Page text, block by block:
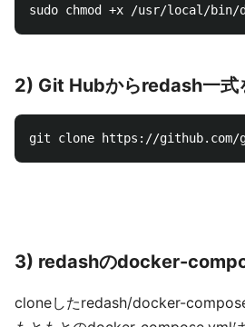
2) Git Hubからredash一
3) redashのdocker-
cloneしたredash/docker-